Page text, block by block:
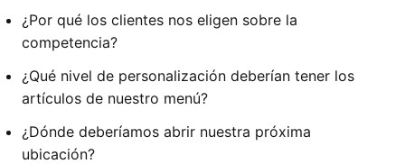
¿Por qué los clientes nos eligen sobre la
competencia?
¿Qué nivel de personalización deberían tener los
artículos de nuestro menú?
¿Dónde deberíamos abrir nuestra próxima
ubicación?